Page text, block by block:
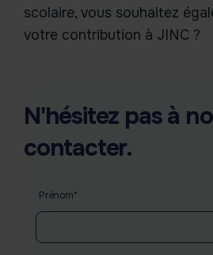
scolaire, vous souhaitez
votre contribution à JINC ?
N'hésitez pas à
contacter.
gegevens
Prénom*